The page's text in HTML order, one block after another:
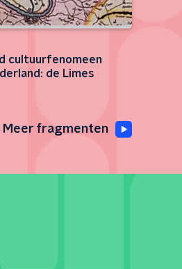
cultuurfenomeen
de Limes
Meer fragmenten